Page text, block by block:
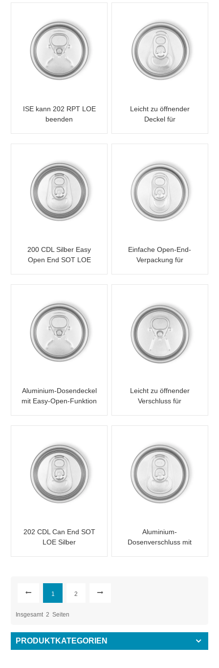
ISE kann 202 RPT LOE
beenden
Leicht zu öffnender
Deckel für
200 CDL Silber Easy
Open End SOT LOE
Einfache Open-End-
Verpackung für
Aluminium-Dosendeckel
mit Easy-Open-Funktion
Leicht zu öffnender
Verschluss für
202 CDL Can End SOT
LOE Silber
Aluminium-
Dosenverschluss mit
1 2
Insgesamt 2 Seiten
PRODUKTKATEGORIEN